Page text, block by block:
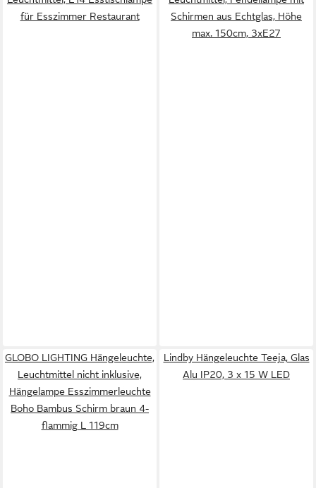
für Esszimmer Restaurant
Schirmen aus Echtglas, Höhe
max. 150cm, 3xE27
GLOBO LIGHTING Hängeleuchte,
Leuchtmittel nicht inklusive,
Hängelampe Esszimmerleuchte
Boho Bambus Schirm braun 4-
flammig L 119cm
Lindby Hängeleuchte Teeja, Glas
Alu IP20, 3 x 15 W LED